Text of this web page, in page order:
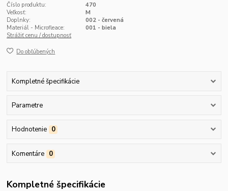
Číslo produktu:
470
Veľkosť:
M
Doplnky:
002 - červená
Materiál - Microfleace:
001 - biela
Strážiť cenu / dostupnosť
Do obľúbených
Kompletné špecifikácie
Parametre
Hodnotenie 0
Komentáre 0
Kompletné špecifikácie